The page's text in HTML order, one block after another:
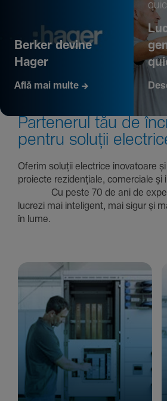
Berker devine
Hager
Află mai multe
Parte­nerul tău de
pentru soluții
Oferim soluții electrice inova­toare
proiecte rezi­den­țiale,
Cu peste 70 de ani de
lucrezi mai inte­li­gent, mai sigur și
în lume.